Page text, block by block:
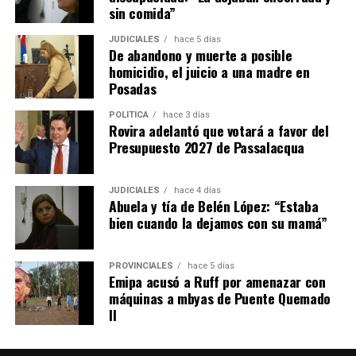
poner condiciones para aceptarlas, aunque puede dejar
asentado por escrito que quedan deudas pendientes por
reclamar después.
– En el caso de que hayamenores o adultos en
situación de desamparado,
intervención obligatoria a los organismos de protección
locales y al Ministerio Público Tutelar.
Expropiaciones
– La declaración de utilidad pública se deberá aplicar de
manera restrictiva declaración de “utilidad pública”
deberá interpretarse de manera restrictiva.
– El Estado deberá fundamentar los motivos claramente
de esa medida.
cesante.
sin comida”
JUDICIALES hace 5 días
De abandono y muerte a posible
homicidio, el juicio a una madre en
Posadas
POLÍTICA hace 3 días
Rovira adelantó que votará a favor del
Presupuesto 2027 de Passalacqua
JUDICIALES hace 4 días
Abuela y tía de Belén López: “Estaba
bien cuando la dejamos con su mamá”
PROVINCIALES hace 5 días
Emipa acusó a Ruff por amenazar con
máquinas a mbyas de Puente Quemado
II